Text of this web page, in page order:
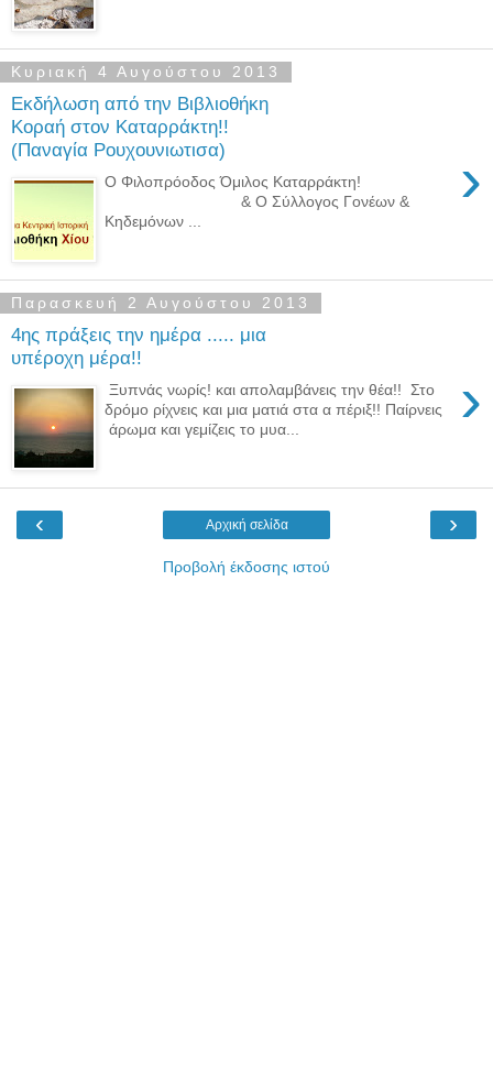
Κυριακή 4 Αυγούστου 2013
Εκδήλωση από την Βιβλιοθήκη
Κοραή στον Καταρράκτη!!
(Παναγία Ρουχουνιωτισα)
›
Ο Φιλοπρόοδος Όμιλος Καταρράκτη!
& Ο Σύλλογος Γονέων &
Κηδεμόνων ...
Παρασκευή 2 Αυγούστου 2013
4ης πράξεις την ημέρα ..... μια
υπέροχη μέρα!!
›
Ξυπνάς νωρίς! και απολαμβάνεις την θέα!! Στο
δρόμο ρίχνεις και μια ματιά στα α πέριξ!! Παίρνεις
άρωμα και γεμίζεις το μυα...
‹ ›
Αρχική σελίδα
Προβολή έκδοσης ιστού